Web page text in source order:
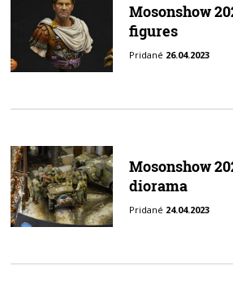
Mosonshow
figures
Pridané 26.04.2023
Mosonshow
diorama
Pridané 24.04.2023